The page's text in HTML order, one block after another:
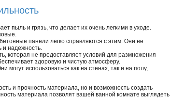
пыль и грязь, что делает их очень легкими в уходе.
панели легко справляются с этим. Они не
и надежность.
которая не предоставляет условий для размножения
здоровую и чистую атмосферу.
использоваться как на стенах, так и на полу,
и прочность материала, но и возможность создать
материала позволят вашей ванной комнате выглядеть